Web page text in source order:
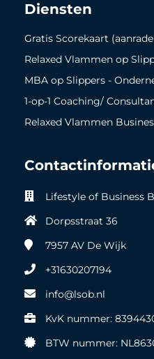
Diensten
Gratis Scorekaart
Relaxed Vlammen op
MBA op Slippers -
1-op-1 Coaching/
Relaxed Vlammen
Lifestyle of Business
Dorpsstraat 36
7957 AV De Wijk
+31630207194
info@lsob.nl
KvK nummer:
BTW nummer: